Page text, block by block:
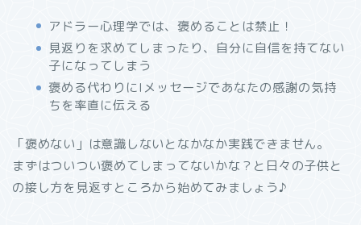
アドラー心理学では、褒めることは禁止！
見返りを求めてしまったり、自分に自信を持てない
子になってしまう
褒める代わりにIメッセージであなたの感謝の気持
ちを率直に伝える
「褒めない」は意識しないとなかなか実践できません。
まずはついつい褒めてしまってないかな？と日々の子供と
の接し方を見返すところから始めてみましょう♪